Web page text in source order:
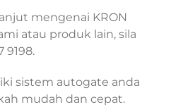
mengenai KRON
atau produk lain, sila
9198.
sistem autogate anda
mudah dan cepat.